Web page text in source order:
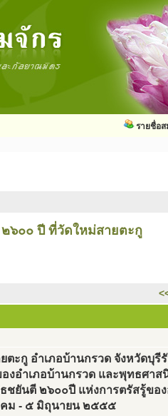
รายชื่อ
๖๐๐ ปี ที่วัดใหม่สายตะกู
ตะกู อำเภอบ้านกรวด จังหวัดบุ
งอำเภอบ้านกรวด และพุทธศา
ชยันตี ๒๖๐๐ปี แห่งการตรัสรู้ขอ
ม - ๕ มิถุนายน ๒๕๕๕